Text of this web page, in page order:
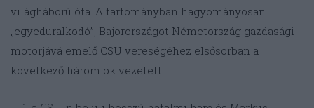
világháború óta. A tartományban hagyományosan
„egyeduralkodó”, Bajorországot Németország gazdasági
motorjává emelő CSU vereségéhez elsősorban a
következő három ok vezetett: